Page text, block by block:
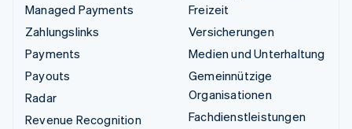
Managed Payments
Zahlungslinks
Payments
Payouts
Radar
Revenue Recognition
Freizeit
Versicherungen
Medien und Unterhaltung
Gemeinnützige
Organisationen
Fachdienstleistungen